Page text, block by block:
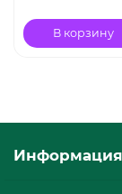
В корзину
Информация